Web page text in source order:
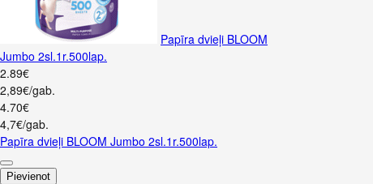
Papīra dvieļi BLOOM
Jumbo 2sl.1r.500lap.
2.89€
2,89€/gab.
4.70€
4,7€/gab.
Papīra dvieļi BLOOM Jumbo 2sl.1r.500lap.
Pievienot